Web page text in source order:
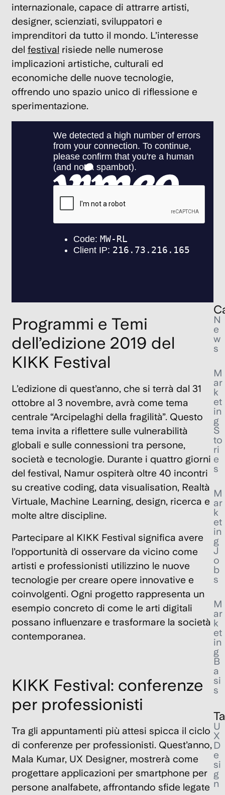
internazionale, capace di attrarre artisti,
designer, scienziati, sviluppatori e
imprenditori da tutto il mondo. L’interesse
del festival risiede nelle numerose
implicazioni artistiche, culturali ed
economiche delle nuove tecnologie,
offrendo uno spazio unico di riflessione e
sperimentazione.
Programmi e Temi
dell’edizione 2019 del
KIKK Festival
L’edizione di quest’anno, che si terrà dal 31
ottobre al 3 novembre, avrà come tema
centrale “Arcipelaghi della fragilità”. Questo
tema invita a riflettere sulle vulnerabilità
globali e sulle connessioni tra persone,
società e tecnologie. Durante i quattro giorni
del festival, Namur ospiterà oltre 40 incontri
su creative coding, data visualisation, Realtà
Virtuale, Machine Learning, design, ricerca e
molte altre discipline.
Partecipare al KIKK Festival significa avere
l’opportunità di osservare da vicino come
artisti e professionisti utilizzino le nuove
tecnologie per creare opere innovative e
coinvolgenti. Ogni progetto rappresenta un
esempio concreto di come le arti digitali
possano influenzare e trasformare la società
contemporanea.
KIKK Festival: conferenze
per professionisti
Tra gli appuntamenti più attesi spicca il ciclo
di conferenze per professionisti. Quest’anno,
Mala Kumar, UX Designer, mostrerà come
progettare applicazioni per smartphone per
persone analfabete, affrontando sfide legate
N
e
w
s
M
ar
k
et
in
g
S
to
ri
e
s
M
ar
k
et
in
g
J
o
b
s
M
ar
k
et
in
g
B
a
si
s
U
X
D
e
si
g
n